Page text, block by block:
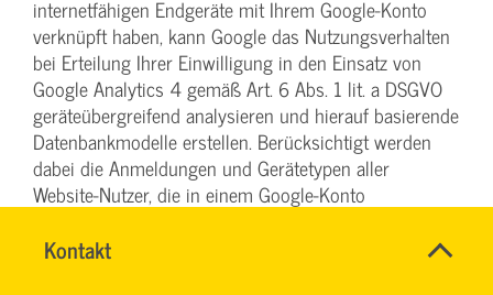
Kontakt
Name*
SVG-
Wiki
internetfähigen Endgeräte mit Ihrem Google-Konto
verknüpft haben, kann Google das Nutzungsverhalten
bei Erteilung Ihrer Einwilligung in den Einsatz von
Google Analytics 4 gemäß Art. 6 Abs. 1 lit. a DSGVO
geräteübergreifend analysieren und hierauf basierende
Datenbankmodelle erstellen. Berücksichtigt werden
dabei die Anmeldungen und Gerätetypen aller
Website-Nutzer, die in einem Google-Konto
haben. Die Daten zeigen unter anderem, auf welchem